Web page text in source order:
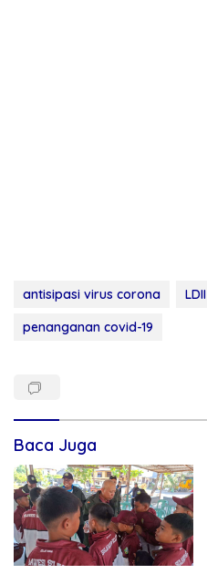
antisipasi virus corona LDII
penanganan covid-19
Baca Juga